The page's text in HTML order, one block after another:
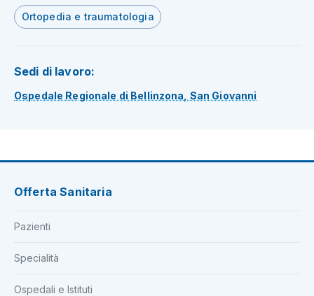
Ortopedia e traumatologia
Sedi di lavoro:
Ospedale Regionale di Bellinzona, San Giovanni
Offerta Sanitaria
Pazienti
Specialità
Ospedali e Istituti